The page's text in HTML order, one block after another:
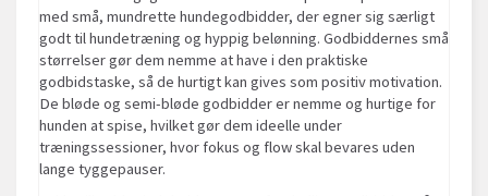
med små, mundrette hundegodbidder, der egner sig særligt
godt til hundetræning og hyppig belønning. Godbiddernes små
størrelser gør dem nemme at have i den praktiske
godbidstaske, så de hurtigt kan gives som positiv motivation.
De bløde og semi-bløde godbidder er nemme og hurtige for
hunden at spise, hvilket gør dem ideelle under
træningssessioner, hvor fokus og flow skal bevares uden
lange tyggepauser.